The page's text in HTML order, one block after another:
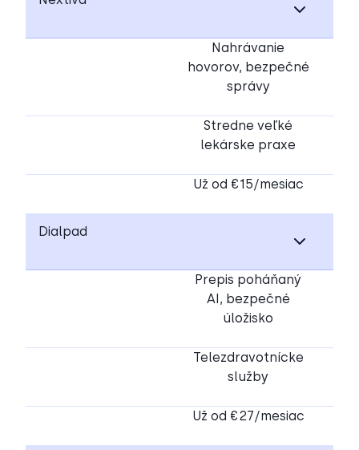
Nahrávanie
hovorov, bezpečné
správy
Stredne veľké
lekárske praxe
Už od €15/mesiac
Dialpad
Prepis poháňaný
AI, bezpečné
úložisko
Telezdravotnícke
služby
Už od €27/mesiac